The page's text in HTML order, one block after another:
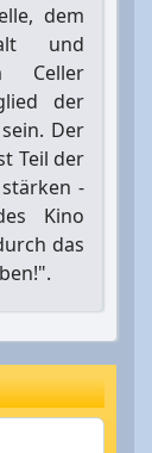
dem
und
Celler
der
Der
Teil der
-
Kino
das